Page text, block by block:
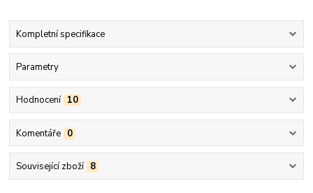
Kompletní specifikace
Parametry
Hodnocení 10
Komentáře 0
Související zboží 8